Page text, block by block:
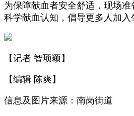
为保障献血者安全舒适，现场
科学献血认知，倡导更多人加入
【记者 智顼颖】
【编辑 陈爽】
信息及图片来源：南岗街道